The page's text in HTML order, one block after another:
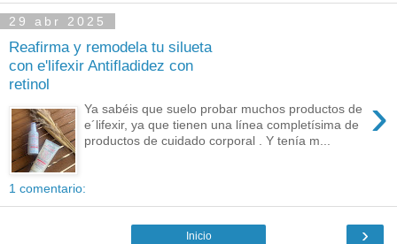
29 abr 2025
Reafirma y remodela tu silueta
con e'lifexir Antifladidez con
retinol
›
Ya sabéis que suelo probar muchos productos de
e´lifexir, ya que tienen una línea completísima de
productos de cuidado corporal . Y tenía m...
1 comentario:
›
Inicio